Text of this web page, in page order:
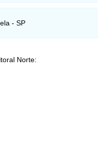
- SP
Norte: